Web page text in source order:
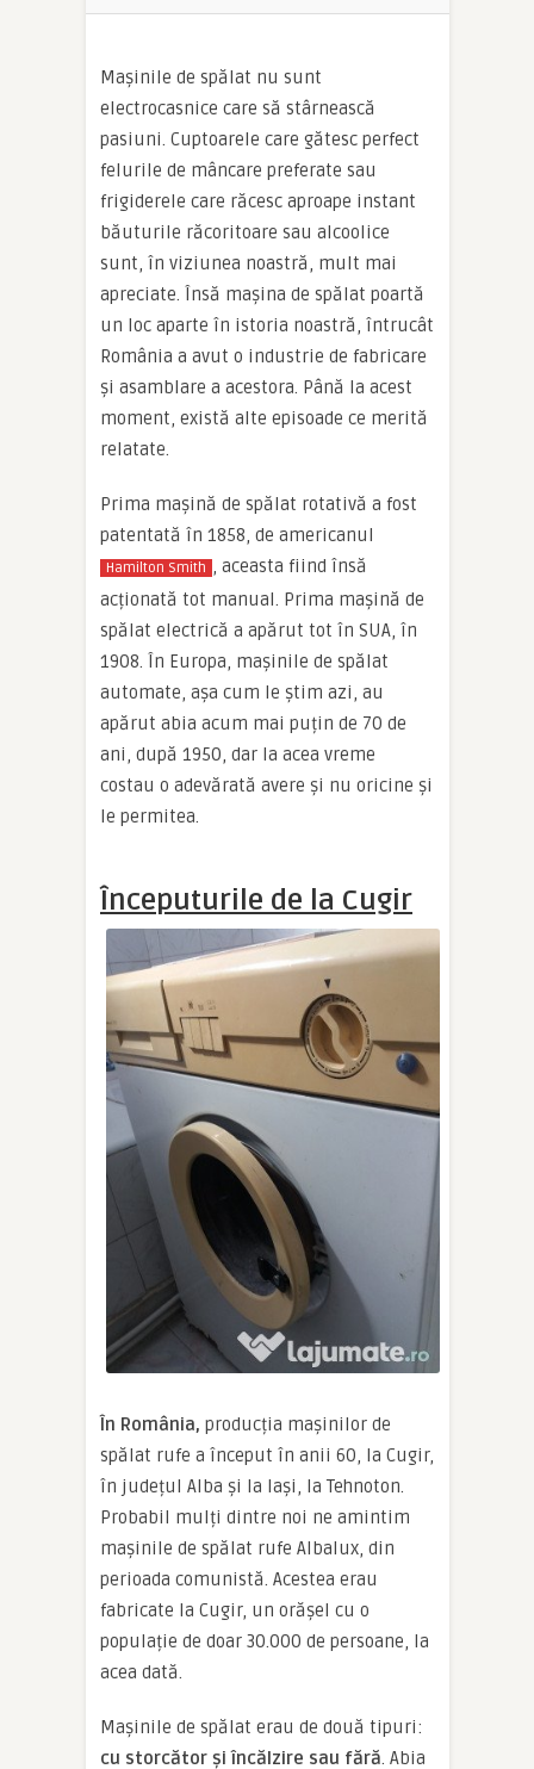
Mașinile de spălat nu sunt
electrocasnice care să stârnească
pasiuni. Cuptoarele care gătesc perfect
felurile de mâncare preferate sau
frigiderele care răcesc aproape instant
băuturile răcoritoare sau alcoolice
sunt, în viziunea noastră, mult mai
apreciate. Însă mașina de spălat poartă
un loc aparte în istoria noastră, întrucât
România a avut o industrie de fabricare
și asamblare a acestora. Până la acest
moment, există alte episoade ce merită
relatate.
Prima mașină de spălat rotativă a fost
patentată în 1858, de americanul
Hamilton Smith , aceasta fiind însă
acționată tot manual. Prima mașină de
spălat electrică a apărut tot în SUA, în
1908. În Europa, mașinile de spălat
automate, așa cum le știm azi, au
apărut abia acum mai puțin de 70 de
ani, după 1950, dar la acea vreme
costau o adevărată avere și nu oricine și
le permitea.
Începuturile de la Cugir
În România, producția mașinilor de
spălat rufe a început în anii 60, la Cugir,
în județul Alba și la Iași, la Tehnoton.
Probabil mulți dintre noi ne amintim
mașinile de spălat rufe Albalux, din
perioada comunistă. Acestea erau
fabricate la Cugir, un orășel cu o
populație de doar 30.000 de persoane, la
acea dată.
Mașinile de spălat erau de două tipuri:
cu storcător și încălzire sau fără. Abia